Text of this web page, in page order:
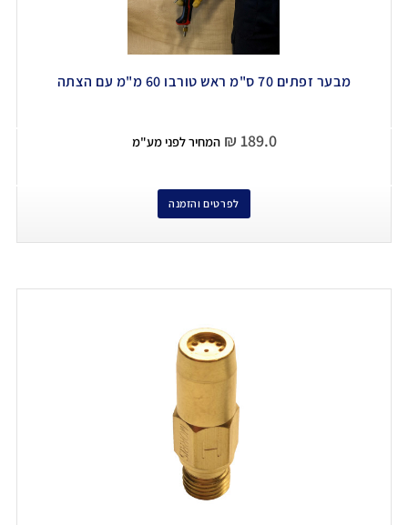
מבער זפתים 70 ס"מ ראש טורבו 60 מ"מ עם הצתה
₪ 189.0 המחיר לפני מע"מ
לפרטים והזמנה